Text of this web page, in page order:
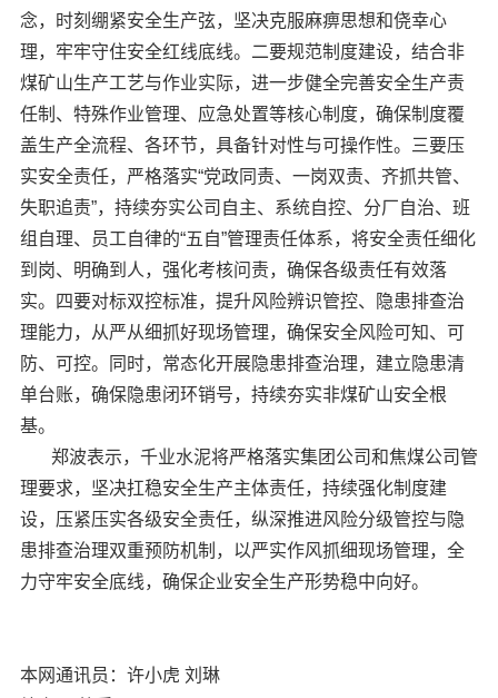
念，时刻绷紧安全生产弦，坚决克服麻痹思想和侥幸心
理，牢牢守住安全红线底线。二要规范制度建设，结合非
煤矿山生产工艺与作业实际，进一步健全完善安全生产责
任制、特殊作业管理、应急处置等核心制度，确保制度覆
盖生产全流程、各环节，具备针对性与可操作性。三要压
实安全责任，严格落实“党政同责、一岗双责、齐抓共管、
失职追责”，持续夯实公司自主、系统自控、分厂自治、班
组自理、员工自律的“五自”管理责任体系，将安全责任细化
到岗、明确到人，强化考核问责，确保各级责任有效落
实。四要对标双控标准，提升风险辨识管控、隐患排查治
理能力，从严从细抓好现场管理，确保安全风险可知、可
防、可控。同时，常态化开展隐患排查治理，建立隐患清
单台账，确保隐患闭环销号，持续夯实非煤矿山安全根
基。
郑波表示，千业水泥将严格落实集团公司和焦煤公司管
理要求，坚决扛稳安全生产主体责任，持续强化制度建
设，压紧压实各级安全责任，纵深推进风险分级管控与隐
患排查治理双重预防机制，以严实作风抓细现场管理，全
力守牢安全底线，确保企业安全生产形势稳中向好。
本网通讯员：许小虎 刘琳